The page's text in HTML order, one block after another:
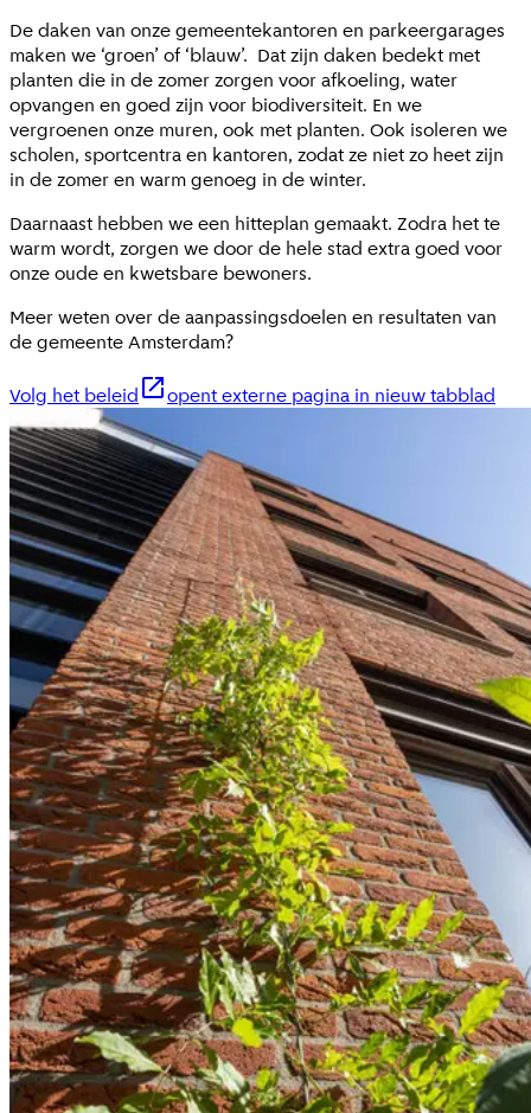
De daken van onze gemeentekantoren en parkeergarages
maken we ‘groen’ of ‘blauw’. Dat zijn daken bedekt met
planten die in de zomer zorgen voor afkoeling, water
opvangen en goed zijn voor biodiversiteit. En we
vergroenen onze muren, ook met planten. Ook isoleren we
scholen, sportcentra en kantoren, zodat ze niet zo heet zijn
in de zomer en warm genoeg in de winter.
Daarnaast hebben we een hitteplan gemaakt. Zodra het te
warm wordt, zorgen we door de hele stad extra goed voor
onze oude en kwetsbare bewoners.
Meer weten over de aanpassingsdoelen en resultaten van
de gemeente Amsterdam?
Volg het beleid opent externe pagina in nieuw tabblad